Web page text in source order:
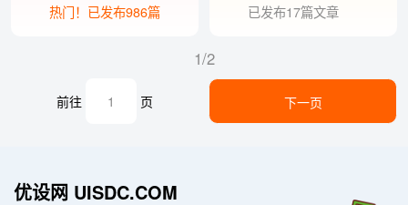
热门！已发布986篇 已发布17篇文章
1/2
前往 页 下一页
优设网 UISDC.COM